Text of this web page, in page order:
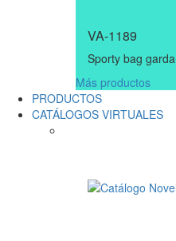
VA-1189
Sporty bag garda
Más productos
PRODUCTOS
CATÁLOGOS VIRTUALES